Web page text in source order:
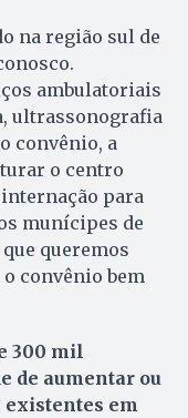
na região sul de
ambulatoriais
ultrassonografia
convênio, a
o centro
para
munícipes de
queremos
convênio bem
300 mil
de aumentar ou
existentes em